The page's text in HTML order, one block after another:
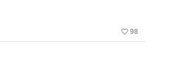
favorite_border 98